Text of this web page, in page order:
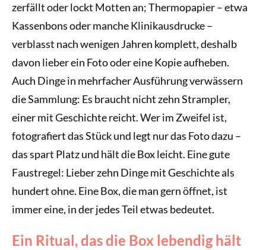
zerfällt oder lockt Motten an; Thermopapier – etwa
Kassenbons oder manche Klinikausdrucke –
verblasst nach wenigen Jahren komplett, deshalb
davon lieber ein Foto oder eine Kopie aufheben.
Auch Dinge in mehrfacher Ausführung verwässern
die Sammlung: Es braucht nicht zehn Strampler,
einer mit Geschichte reicht. Wer im Zweifel ist,
fotografiert das Stück und legt nur das Foto dazu –
das spart Platz und hält die Box leicht. Eine gute
Faustregel: Lieber zehn Dinge mit Geschichte als
hundert ohne. Eine Box, die man gern öffnet, ist
immer eine, in der jedes Teil etwas bedeutet.
Ein Ritual, das die Box lebendig hält